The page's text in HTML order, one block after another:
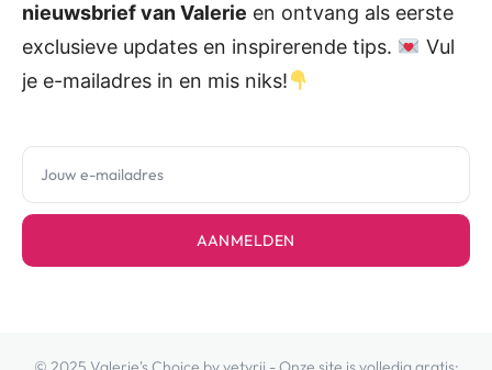
nieuwsbrief van Valerie en ontvang als eerste
exclusieve updates en inspirerende tips.
Vul
je e-mailadres in en mis niks!
AANMELDEN